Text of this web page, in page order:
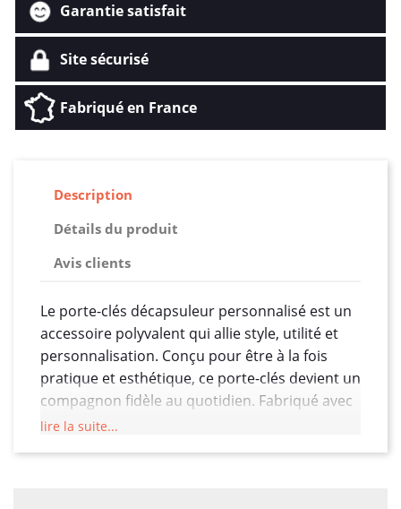
Garantie satisfait
Site sécurisé
Fabriqué en France
Description
Détails du produit
Avis clients
Le porte-clés décapsuleur personnalisé est un
accessoire polyvalent qui allie style, utilité et
personnalisation. Conçu pour être à la fois
pratique et esthétique, ce porte-clés devient un
compagnon fidèle au quotidien. Fabriqué avec
des matériaux de haute qualité, il offre une
lire la suite...